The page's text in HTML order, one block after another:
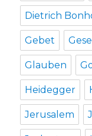
Dietrich
Gebet
Glauben
Heidegger
Jerusalem